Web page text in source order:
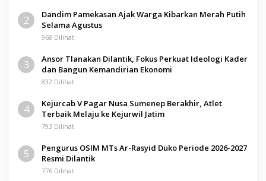
2
Dandim Pamekasan Ajak Warga Kibarkan Merah Putih
Selama Agustus
968 Dilihat
3
Ansor Tlanakan Dilantik, Fokus Perkuat Ideologi Kader
dan Bangun Kemandirian Ekonomi
832 Dilihat
4
Kejurcab V Pagar Nusa Sumenep Berakhir, Atlet
Terbaik Melaju ke Kejurwil Jatim
793 Dilihat
5
Pengurus OSIM MTs Ar-Rasyid Duko Periode 2026-2027
Resmi Dilantik
776 Dilihat